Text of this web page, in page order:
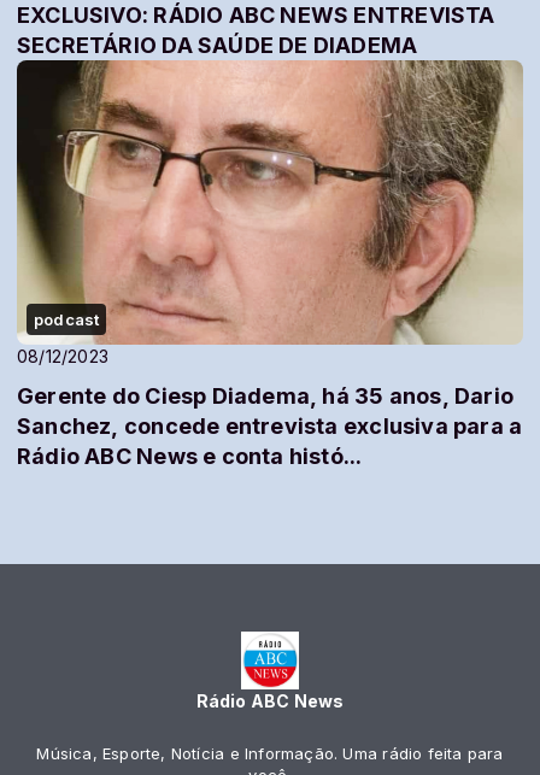
EXCLUSIVO: RÁDIO ABC NEWS ENTREVISTA
SECRETÁRIO DA SAÚDE DE DIADEMA
podcast
08/12/2023
Gerente do Ciesp Diadema, há 35 anos, Dario
Sanchez, concede entrevista exclusiva para a
Rádio ABC News e conta histó...
Rádio ABC News
Música, Esporte, Notícia e Informação. Uma rádio feita para